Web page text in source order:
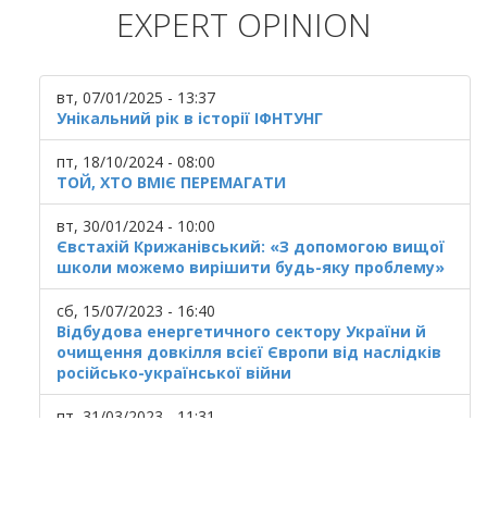
EXPERT OPINION
вт, 07/01/2025 - 13:37
Унікальний рік в історії ІФНТУНГ
пт, 18/10/2024 - 08:00
ТОЙ, ХТО ВМІЄ ПЕРЕМАГАТИ
вт, 30/01/2024 - 10:00
Євстахій Крижанівський: «З допомогою вищої
школи можемо вирішити будь-яку проблему»
сб, 15/07/2023 - 16:40
Відбудова енергетичного сектору України й
очищення довкілля всієї Європи від наслідків
російсько-української війни
пт, 31/03/2023 - 11:31